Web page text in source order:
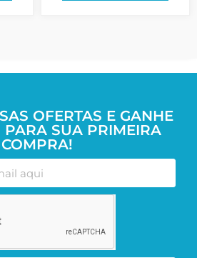
OFERTAS E GANHE
SUA PRIMEIRA
COMPRA!